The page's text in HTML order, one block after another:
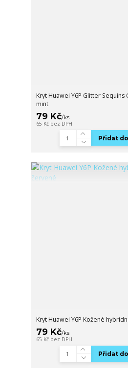
Kryt Huawei Y6P Glitter Sequins
mint
79 Kč/ks
65 Kč bez DPH
Přidat
Kryt Huawei Y6P Kožené
79 Kč/ks
65 Kč bez DPH
Přidat